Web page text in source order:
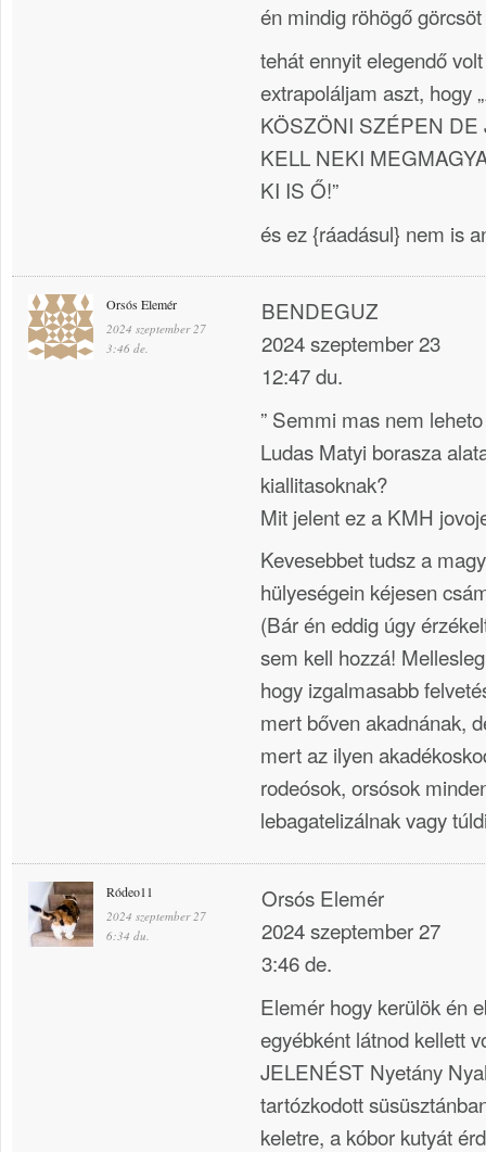
én mindig röhögő
tehát ennyit elegendő
extrapoláljam aszt, hogy
KÖSZÖNI SZÉPEN
KELL NEKI
KI IS Ő!”
és ez {ráadásul} nem is
Orsós Elemér
2024 szeptember 27
3:46 de.
BENDEGUZ
2024 szeptember 23
12:47 du.
” Semmi mas nem
Ludas Matyi borasza
kiallitasoknak?
Mit jelent ez a KMH
Kevesebbet tudsz a
hülyeségein kéjesen
(Bár én eddig úgy
sem kell hozzá!
hogy izgalmasabb
mert bőven akadnának,
mert az ilyen
rodeósok, orsósok
lebagatelizálnak vagy
Ródeo11
2024 szeptember 27
6:34 du.
Orsós Elemér
2024 szeptember 27
3:46 de.
Elemér hogy kerülök én
egyébként látnod kellett
JELENÉST Nyetány
tartózkodott
keletre, a kóbor kutyát